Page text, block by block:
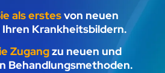
als erstesvon neuen
Ihren Krankheitsbildern.
Zugangzu neuen und
Behandlungsmethoden.